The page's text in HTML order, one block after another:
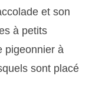
et son
à petits
pigeonnier à
sont placé